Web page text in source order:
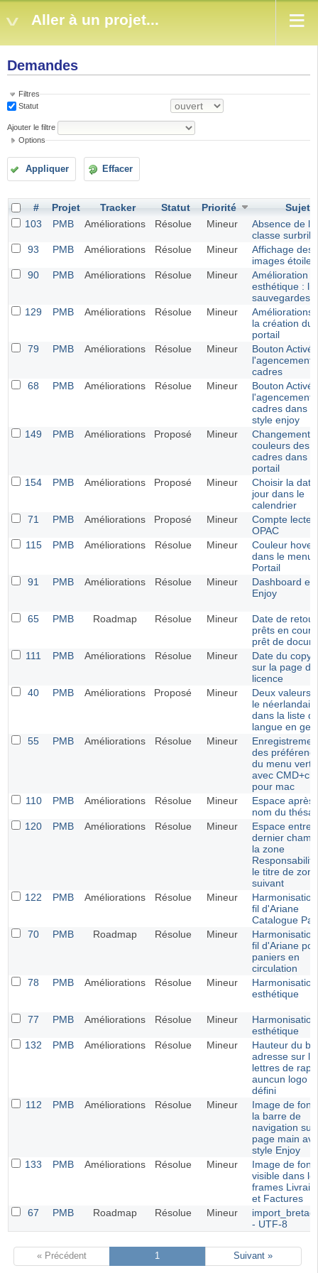
Aller à un projet...
Demandes
Filtres
Statut
Ajouter le filtre
Options
Appliquer Effacer
# Projet Tracker Statut Priorité
Sujet
103
PMB Améliorations Résolue Mineur
Absence de la
classe
93
PMB Améliorations Résolue Mineur
Affichage des
images étoiles
90
PMB Améliorations Résolue Mineur
Amélioration
esthétique :
sauvegardes
129
PMB Améliorations Résolue Mineur
Améliorations
la création du
portail
79
PMB Améliorations Résolue Mineur
Bouton Activé
l'agencement
cadres
68
PMB Améliorations Résolue Mineur
Bouton Activé
l'agencement
cadres dans le
style enjoy
149
PMB Améliorations Proposé Mineur
Changement
couleurs des
cadres dans le
portail
154
PMB Améliorations Proposé Mineur
Choisir la
jour dans le
calendrier
71
PMB Améliorations Proposé Mineur
Compte
OPAC
115
PMB Améliorations Résolue Mineur
Couleur hover
dans le menu
Portail
91
PMB Améliorations Résolue Mineur
Dashboard et
Enjoy
65 PMB Roadmap Résolue Mineur
Date de
prêts en
prêt de
111
PMB Améliorations Résolue Mineur
Date du
sur la page
licence
40
PMB Améliorations Proposé Mineur
Deux valeurs
le néerlandais
dans la liste
langue en
55
PMB Améliorations Résolue Mineur
des
du menu
avec CMD+clic
pour mac
110
PMB Améliorations Résolue Mineur
Espace après
nom du
120
PMB Améliorations Résolue Mineur
Espace entre
dernier
la zone
le titre de zone
suivant
122
PMB Améliorations Résolue Mineur
fil d'Ariane
Catalogue
70
PMB Roadmap Résolue Mineur
fil d'Ariane
paniers en
circulation
78
PMB Améliorations Résolue Mineur
Harmonisation
esthétique
77 PMB Améliorations Résolue Mineur
Harmonisation
esthétique
132
PMB Améliorations Résolue Mineur
Hauteur du
adresse sur
lettres de
auncun logo
défini
112
PMB Améliorations Résolue Mineur
Image de
la barre de
navigation sur
page main
style Enjoy
133
PMB Améliorations Résolue Mineur
Image de fond
visible dans
frames
et Factures
67
PMB Roadmap Résolue Mineur
- UTF-8
« Précédent 1 Suivant »